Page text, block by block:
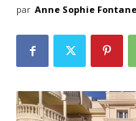
par Anne Sophie